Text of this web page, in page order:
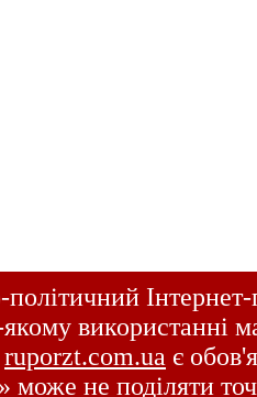
використанні
ruporzt.com.ua є
» може не поділяти